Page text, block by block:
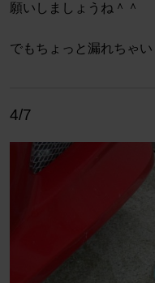
願いしましょうね＾＾
でもちょっと漏れちゃい
4/7